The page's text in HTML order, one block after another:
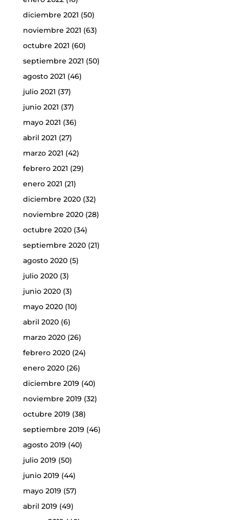
diciembre 2021 (50)
noviembre 2021 (63)
octubre 2021 (60)
septiembre 2021 (50)
agosto 2021 (46)
julio 2021 (37)
junio 2021 (37)
mayo 2021 (36)
abril 2021 (27)
marzo 2021 (42)
febrero 2021 (29)
enero 2021 (21)
diciembre 2020(32)
noviembre 2020(28)
octubre 2020(34)
septiembre 2020(21)
agosto 2020(5)
julio 2020(3)
junio 2020(3)
mayo 2020(10)
abril 2020(6)
marzo 2020(26)
febrero 2020(24)
enero 2020(26)
diciembre 2019 (40)
noviembre 2019 (32)
octubre 2019 (38)
septiembre 2019 (46)
agosto 2019 (40)
julio 2019 (50)
junio 2019 (44)
mayo 2019 (57)
abril 2019 (49)